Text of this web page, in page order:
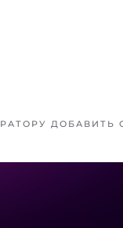
ДОБАВИТЬ